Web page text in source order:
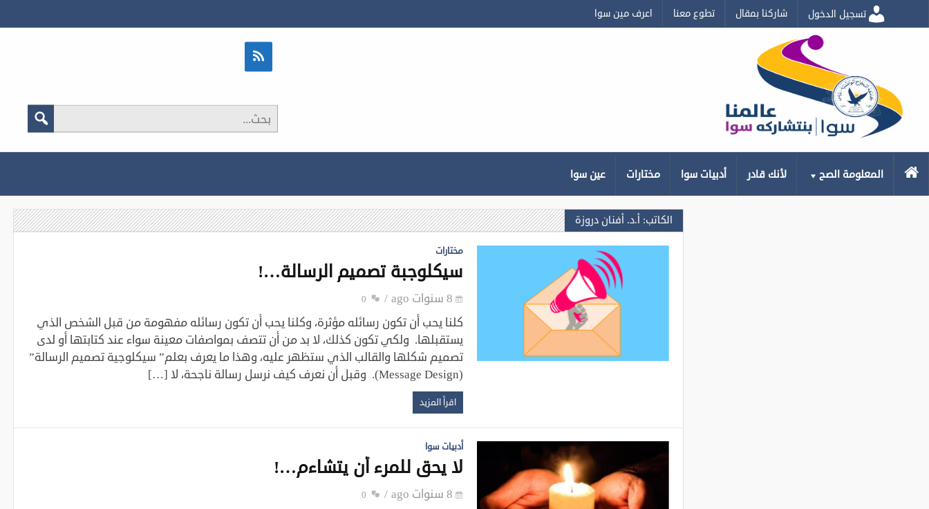
تسجيل الدخول شاركنا بمقال تطوع معنا اعرف مين سوا
الرئيسيةالمعلومة الصح لأنك قادر أدبيات سوا مختارات عين سوا
الكاتب: أ.د. أفنان دروزة
مختارات
سيكلوجبة تصميم الرسالة…!‏
8 سنوات ago 0
كلنا يحب أن تكون رسائله مؤثرة، وكلنا يحب أن تكون رسائله مفهومة من قبل الشخص الذي
يستقبلها. ‏ولكي تكون كذلك، لا بد من أن تتصف بمواصفات معينة سواء عند كتابتها أو لدى
تصميم شكلها والقالب الذي ‏ستظهر عليه، وهذا ما يعرف بعلم” سيكلوجية تصميم الرسالة”
(‏Message Design‏). وقبل أن نعرف كيف نرسل ‏رسالة ناجحة، لا […]
اقرأ المزيد
أدبيات سوا
لا يحق للمرء أن يتشاءم…!‏
8 سنوات ago 0